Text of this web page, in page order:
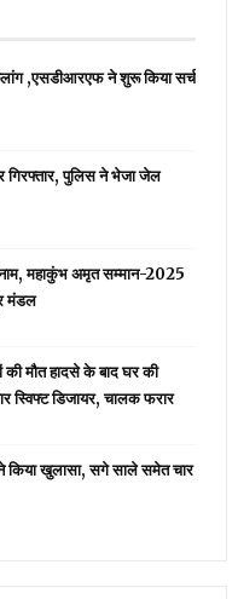
,एसडीआरएफ ने शुरू किया सर्च
पुलिस ने भेजा जेल
नाम, महाकुंभ अमृत सम्मान-2025
मंडल
की मौत हादसे के बाद घर की
स्विफ्ट डिजायर, चालक फरार
किया खुलासा, सगे साले समेत चार